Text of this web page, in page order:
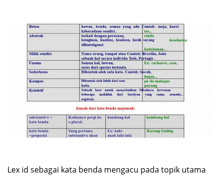
Lex id sebagai kata benda mengacu pada topik utama